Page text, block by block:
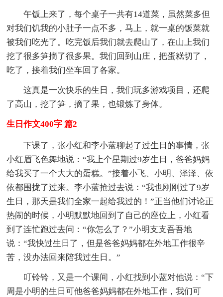
午饭上来了，每个桌子一共有14道菜，虽然菜多但
对我们饥我的小肚子一点不多，马上，就一桌的饭菜就
被我们吃光了。吃完饭后我们就去爬山了，在山上我们
挖了很多笋摘了很多果。我们回到山庄，把蛋糕切了，
吃了，接着我们坐车回了各家。
这真是一次快乐的生日，我们玩多游戏项目，还爬
了高山，挖了笋，摘了果，也锻炼了身体。
生日作文400字 篇2
下课了，张小红和李小蓝聊起了过生日的事情，张
小红眉飞色舞地说：“我上个星期过9岁生日，爸爸妈妈
给我买了一个大大的蛋糕。”接着小飞、小明、泽泽、依
依都围拢了过来。李小蓝抢过去说：“我也刚刚过了9岁
生日，那天是我们全家一起给我过的！”正当他们讨论正
热闹的时候，小明默默地回到了自己的座位上，小红看
到了连忙跑过去问：“你怎么了？”小明支支吾吾地
说：“我快过生日了，但是爸爸妈妈都在外地工作很辛
苦，没办法回来陪我过生日。”
叮铃铃，又是一个课间，小红找到小蓝对他说：“下
周是小明的生日可他爸爸妈妈都在外地工作，我们可